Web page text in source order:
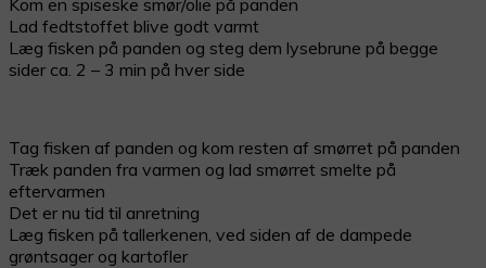
Lad fedtstoffet blive godt varmt
Læg fisken på panden og steg dem lysebrune på begge
sider ca. 2 – 3 min på hver side
Tag fisken af panden og kom resten af smørret på panden
Træk panden fra varmen og lad smørret smelte på
eftervarmen
Det er nu tid til anretning
Læg fisken på tallerkenen, ved siden af de dampede
grøntsager og kartofler